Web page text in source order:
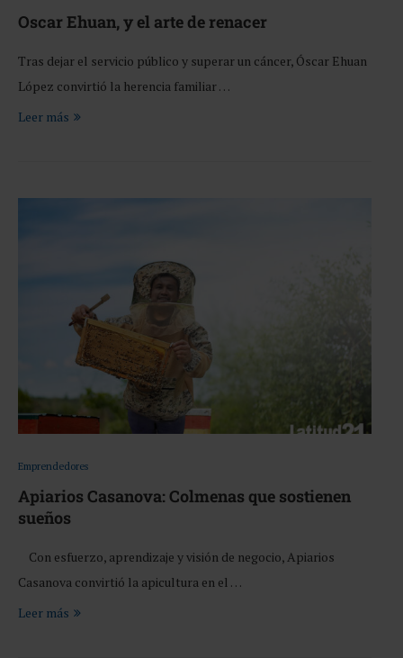
Oscar Ehuan, y el arte de renacer
Tras dejar el servicio público y superar un cáncer, Óscar Ehuan
López convirtió la herencia familiar …
Leer más
Emprendedores
Apiarios Casanova: Colmenas que sostienen
sueños
Con esfuerzo, aprendizaje y visión de negocio, Apiarios
Casanova convirtió la apicultura en el …
Leer más